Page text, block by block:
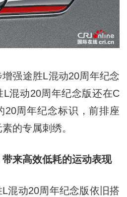
强途胜L混动20周年纪念
L混动20周年纪念版还在C
20周年纪念标识，前排座
的专属刺绣。
来高效低耗的运动表现
动20周年纪念版依旧搭